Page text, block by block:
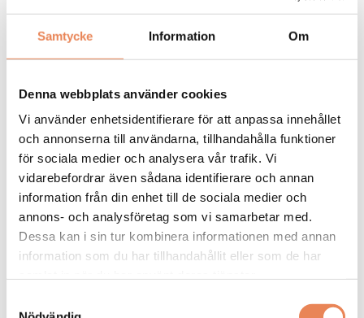
Samtycke Information Om
Denna webbplats använder cookies
Vi använder enhetsidentifierare för att anpassa innehållet
och annonserna till användarna, tillhandahålla funktioner
för sociala medier och analysera vår trafik. Vi
vidarebefordrar även sådana identifierare och annan
information från din enhet till de sociala medier och
annons- och analysföretag som vi samarbetar med.
Dessa kan i sin tur kombinera informationen med annan
information som du har tillhandahållit eller som de har
Text: Patrik Wirén
Dela artikeln:
Urban Italian Group (UIG)
Grundat: 2017.
Består av 17 restauranger i Sverige och Spanien under